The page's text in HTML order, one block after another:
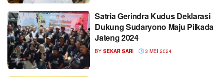
Satria Gerindra Kudus Deklarasi
Dukung Sudaryono Maju Pilkada
Jateng 2024
BY SEKAR SARI 3 MEI 2024